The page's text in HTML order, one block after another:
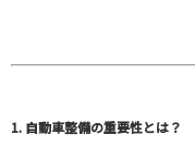
1. 自動車整備の重要性とは？